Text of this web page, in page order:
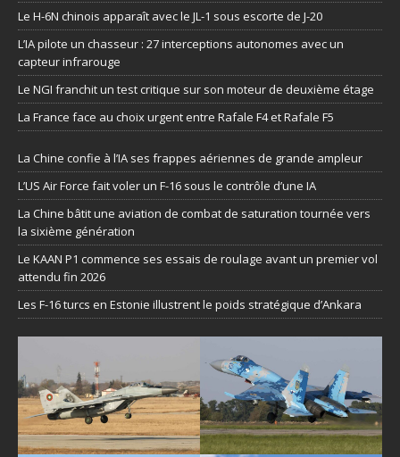
Le H-6N chinois apparaît avec le JL-1 sous escorte de J-20
L’IA pilote un chasseur : 27 interceptions autonomes avec un
capteur infrarouge
Le NGI franchit un test critique sur son moteur de deuxième étage
La France face au choix urgent entre Rafale F4 et Rafale F5
La Chine confie à l’IA ses frappes aériennes de grande ampleur
L’US Air Force fait voler un F-16 sous le contrôle d’une IA
La Chine bâtit une aviation de combat de saturation tournée vers
la sixième génération
Le KAAN P1 commence ses essais de roulage avant un premier vol
attendu fin 2026
Les F-16 turcs en Estonie illustrent le poids stratégique d’Ankara